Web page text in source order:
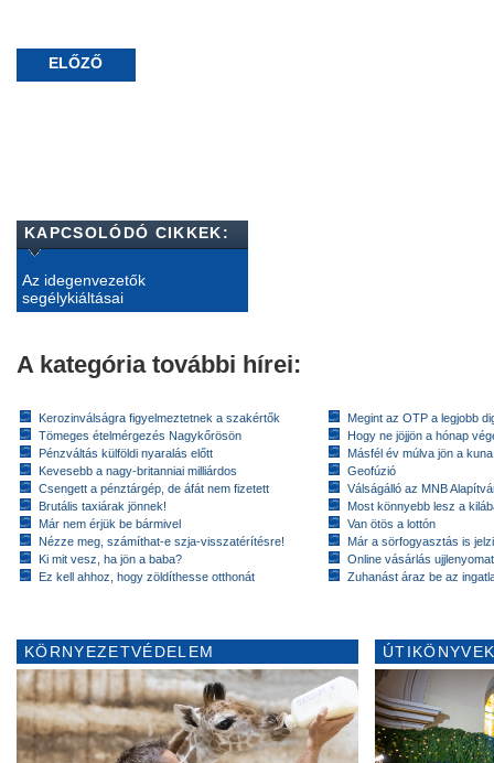
ELŐZŐ
KAPCSOLÓDÓ CIKKEK:
Az idegenvezetők
segélykiáltásai
A kategória további hírei:
Kerozinválságra figyelmeztetnek a szakértők
Tömeges ételmérgezés Nagykőrösön
Pénzváltás külföldi nyaralás előtt
Kevesebb a nagy-britanniai milliárdos
Csengett a pénztárgép, de áfát nem fizetett
Brutális taxiárak jönnek!
Már nem érjük be bármivel
Nézze meg, számíthat-e szja-visszatérítésre!
Ki mit vesz, ha jön a baba?
Ez kell ahhoz, hogy zöldíthesse otthonát
Megint az OTP a legjobb
Hogy ne jöjjön a hónap
Másfél év múlva jön a
Geofúzió
Válságálló az MNB
Most könnyebb lesz a
Van ötös a lottón
Már a sörfogyasztás is
Online vásárlás
Zuhanást áraz be az
KÖRNYEZETVÉDELEM